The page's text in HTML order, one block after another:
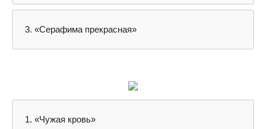
3. «Серафима прекрасная»
1. «Чужая кровь»